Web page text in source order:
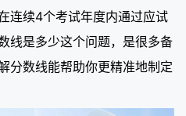
连续4个考试年度内通过应试
线是多少这个问题，是很多备
分数线能帮助你更精准地制定